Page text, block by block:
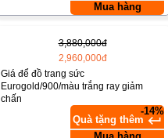
Mua hàng
3,880,000đ
2,960,000đ
Giá để đồ trang sức
Eurogold/900/màu trắng ray giảm
chấn
-14%
Quà tặng thêm keyboard_return